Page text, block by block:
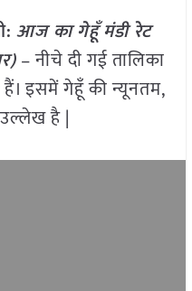
आज का गेहूँमंडी रेट
– नीचे दी गई तालिका
इसमें गेहूँ की न्यूनतम,
है |